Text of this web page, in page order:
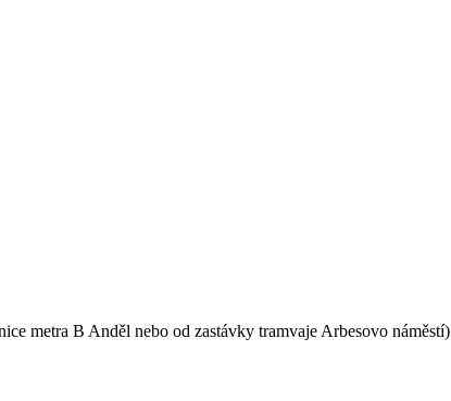
metra B Anděl nebo od zastávky tramvaje Arbesovo náměstí)